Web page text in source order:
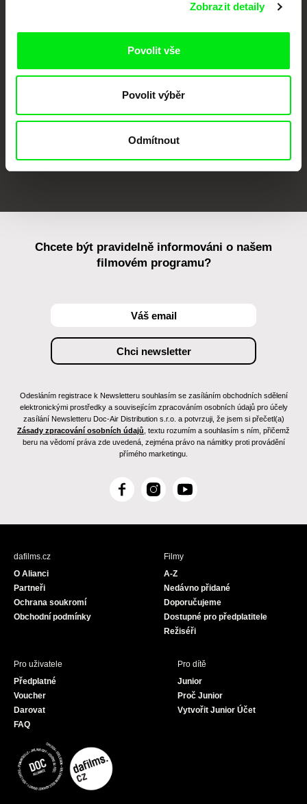
Zobrazit detaily
Povolit vše
Povolit výběr
Odmítnout
CPH:DOX Doclisboa
Millennium Docs
DOK Leipzig
FIDMarseille MFDF Ji.hlava Visions du Réel
Chcete být pravidelně informováni o našem
filmovém programu?
Odesláním registrace k Newsletteru souhlasím se zasíláním obchodních sdělení
elektronickými prostředky a souvisejícím zpracováním osobních údajů pro účely
zasílání Newsletteru Doc-Air Distribution s.r.o. a potvrzuji, že jsem si přečetl(a)
Zásady zpracování osobních údajů , textu rozumím a souhlasím s ním, přičemž
beru na vědomí práva zde uvedená, zejména právo na námitky proti provádění
přímého marketingu.
F
c
I
s
Y
u
dafilms.cz
O Alianci
Partneři
Ochrana soukromí
Obchodní podmínky
Filmy
A-Z
Nedávno přidané
Doporučujeme
Dostupné pro předplatitele
Režiséři
Pro uživatele
Předplatné
Voucher
Darovat
FAQ
Pro dítě
Junior
Proč Junior
Vytvořit Junior Účet